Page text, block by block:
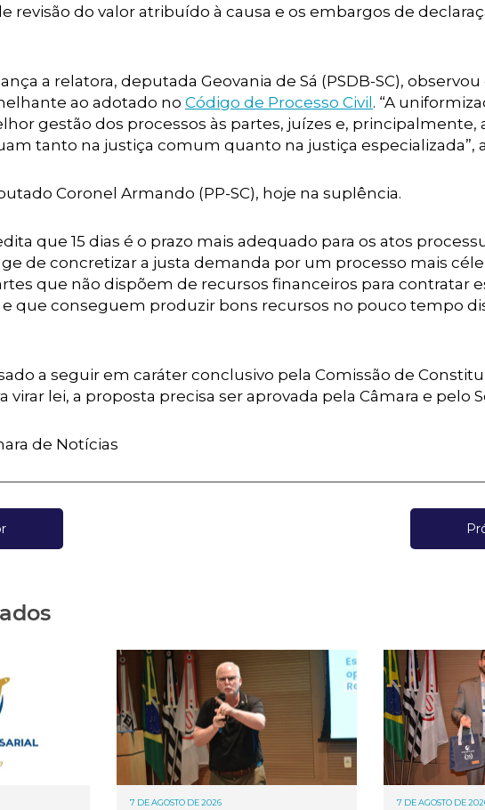
revisão do valor atribuído à causa e os embargos de
a relatora, deputada Geovania de Sá (PSDB-SC),
ao adotado no Código de Processo Civil . “A
gestão dos processos às partes, juízes e, principalmente,
tanto na justiça comum quanto na justiça especializada”,
Coronel Armando (PP-SC), hoje na suplência.
que 15 dias é o prazo mais adequado para os atos
de concretizar a justa demanda por um processo mais
que não dispõem de recursos financeiros para contratar
que conseguem produzir bons recursos no pouco tempo
a seguir em caráter conclusivo pela Comissão de
virar lei, a proposta precisa ser aprovada pela Câmara e pelo
de Notícias
7 DE AGOSTO DE 2026 7 DE AGOSTO DE